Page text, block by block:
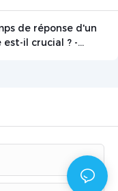
de réponse d'un
il crucial ? -